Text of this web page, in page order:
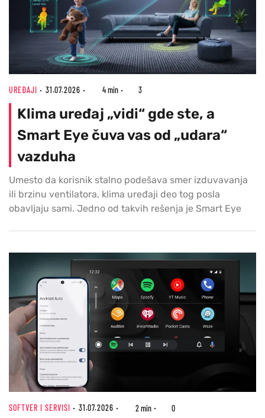
UREĐAJI 31.07.2026 4 min 3
Klima uređaj „vidi“ gde ste, a
Smart Eye čuva vas od „udara“
vazduha
Umesto da korisnik stalno podešava smer izduvavanja
ili brzinu ventilatora, klima uređaji deo tog posla
obavljaju sami. Jedno od takvih rešenja je Smart Eye
SOFTVER I SERVISI 31.07.2026 2 min 0